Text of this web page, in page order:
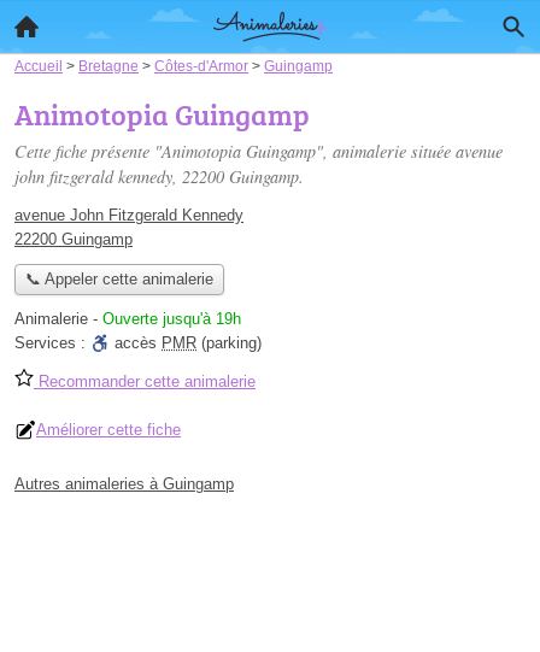
Accueil > Bretagne > Côtes-d'Armor > Guingamp
Animotopia Guingamp
Cette fiche présente "Animotopia Guingamp", animalerie située avenue
john fitzgerald kennedy, 22200 Guingamp.
avenue John Fitzgerald Kennedy
22200 Guingamp
📞 Appeler cette animalerie
Animalerie - Ouverte jusqu'à 19h
Services :
accès PMR (parking)
Recommander cette animalerie
Améliorer cette fiche
Autres animaleries à Guingamp